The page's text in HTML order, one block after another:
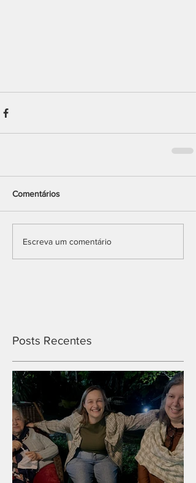
Comentários
Escreva um comentário
Posts Recentes